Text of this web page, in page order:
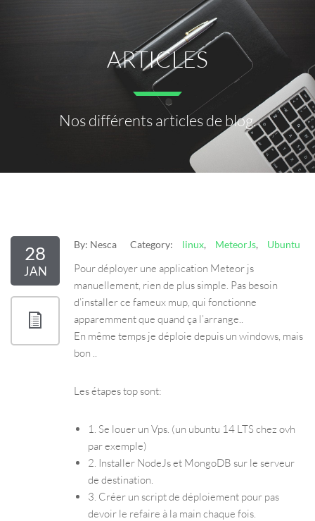
ARTICLES
Nos différents articles de blog.
28
JAN
By: Nesca Category: linux, MeteorJs, Ubuntu
Pour déployer une application Meteor js
manuellement, rien de plus simple. Pas besoin
d’installer ce fameux mup, qui fonctionne
apparemment que quand ça l’arrange..
En même temps je déploie depuis un windows, mais
bon ..
Les étapes top sont:
1. Se louer un Vps. (un ubuntu 14 LTS chez ovh
par exemple)
2. Installer NodeJs et MongoDB sur le serveur
de destination.
3. Créer un script de déploiement pour pas
devoir le refaire à la main chaque fois.